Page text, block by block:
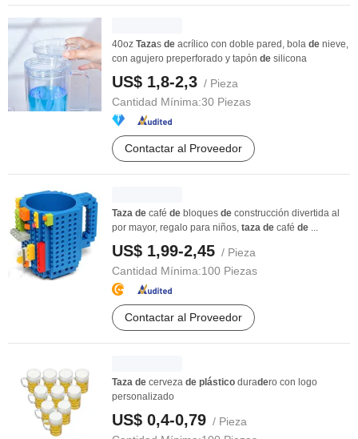
40oz Tazas de acrílico con doble pared, bola de nieve,
con agujero preperforado y tapón de silicona
US$ 1,8-2,3 / Pieza
Cantidad Mínima:30 Piezas
Contactar al Proveedor
Taza de café de bloques de construcción divertida al
por mayor, regalo para niños, taza de café de ...
US$ 1,99-2,45 / Pieza
Cantidad Mínima:100 Piezas
Contactar al Proveedor
Taza de cerveza de plástico duradero con logo
personalizado
US$ 0,4-0,79 / Pieza